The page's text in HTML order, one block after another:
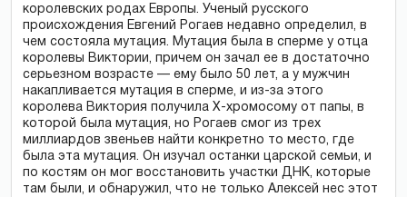
королевских родах Европы. Ученый русского
происхождения Евгений Рогаев недавно определил, в
чем состояла мутация. Мутация была в сперме у отца
королевы Виктории, причем он зачал ее в достаточно
серьезном возрасте — ему было 50 лет, а у мужчин
накапливается мутация в сперме, и из-за этого
королева Виктория получила X-хромосому от папы, в
которой была мутация, но Рогаев смог из трех
миллиардов звеньев найти конкретно то место, где
была эта мутация. Он изучал останки царской семьи, и
по костям он мог восстановить участки ДНК, которые
там были, и обнаружил, что не только Алексей нес этот